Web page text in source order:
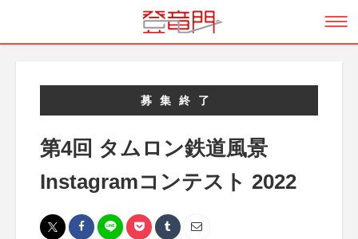
募集終了
第4回 タムロン鉄道風景
Instagramコンテスト 2022